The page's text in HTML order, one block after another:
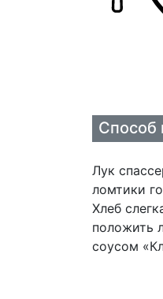
Способ
Лук
ломтики
Хлеб
положить
соусом